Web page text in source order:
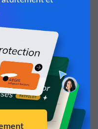
informations
tentatives pour
davantage à des
alors ce graphique
lanxiété